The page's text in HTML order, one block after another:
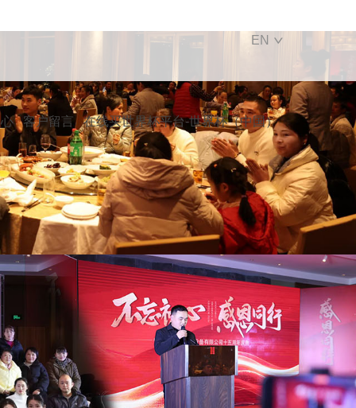
EN
客户留言 在线买世界杯平台-世界杯（中国）